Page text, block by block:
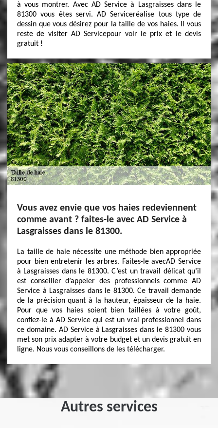
à vous montrer. Avec AD Service à Lasgraisses dans le
81300 vous êtes servi. AD Serviceréalise tous type de
dessin que vous désirez pour la taille de vos haies. Il vous
reste de visiter AD Servicepour voir le prix et le devis
gratuit !
Vous avez envie que vos haies redeviennent
comme avant ? faites-le avec AD Service à
Lasgraisses dans le 81300.
La taille de haie nécessite une méthode bien appropriée
pour bien entretenir les arbres. Faites-le avecAD Service
à Lasgraisses dans le 81300. C’est un travail délicat qu’il
est conseiller d’appeler des professionnels comme AD
Service à Lasgraisses dans le 81300. Ce travail demande
de la précision quant à la hauteur, épaisseur de la haie.
Pour que vos haies soient bien taillées à votre goût,
confiez-le à AD Service qui est un vrai professionnel dans
ce domaine. AD Service à Lasgraisses dans le 81300 vous
met son prix adapter à votre budget et un devis gratuit en
ligne. Nous vous conseillons de les télécharger.
Autres services